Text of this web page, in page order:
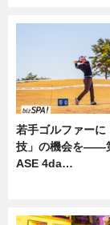
若手ゴルファーに
技」の機会を——
ASE 4da…